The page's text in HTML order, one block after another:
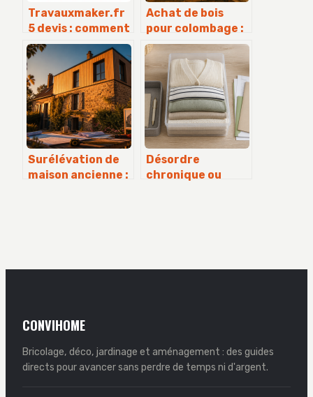
Travauxmaker.fr
5 devis : comment
comparer
efficacement vos
offres de travaux
Achat de bois
pour colombage :
le guide pour
choisir vos
essences et
sections durables
Surélévation de
maison ancienne :
projet
Désordre
chronique ou
transforme votre
CONVIHOME
Bricolage, déco, jardinage et aménagement : des guides
directs pour avancer sans perdre de temps ni d'argent.